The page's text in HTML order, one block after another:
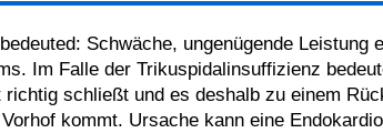
Schwäche, ungenügende Leistung
Im Falle der Trikuspidalinsuffizienz
richtig schließt und es deshalb zu einem
kommt. Ursache kann eine